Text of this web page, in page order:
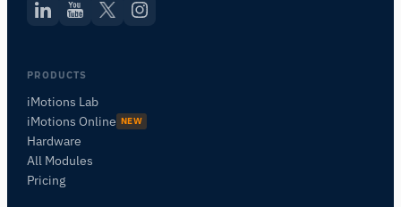
PRODUCTS
iMotions Lab
iMotions Online NEW
Hardware
All Modules
Pricing